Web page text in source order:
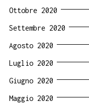
Ottobre 2020
Settembre 2020
Agosto 2020
Luglio 2020
Giugno 2020
Maggio 2020